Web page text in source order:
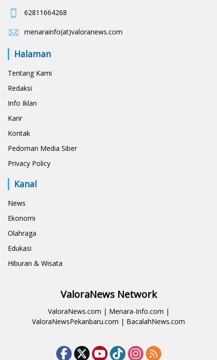
62811664268
menarainfo(at)valoranews.com
Halaman
Tentang Kami
Redaksi
Info Iklan
Karir
Kontak
Pedoman Media Siber
Privacy Policy
Kanal
News
Ekonomi
Olahraga
Edukasi
Hiburan & Wisata
ValoraNews Network
ValoraNews.com | Menara-Info.com |
ValoraNewsPekanbaru.com | BacalahNews.com